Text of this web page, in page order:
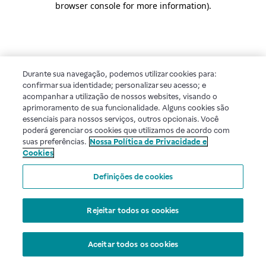
browser console for more information).
Durante sua navegação, podemos utilizar cookies para:
confirmar sua identidade; personalizar seu acesso; e
acompanhar a utilização de nossos websites, visando o
aprimoramento de sua funcionalidade. Alguns cookies são
essenciais para nossos serviços, outros opcionais. Você
poderá gerenciar os cookies que utilizamos de acordo com
suas preferências. Nossa Política de Privacidade e
Cookies
Definições de cookies
Rejeitar todos os cookies
Aceitar todos os cookies